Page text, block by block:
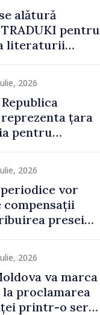
alătură
pentru
literaturii
2026
țara
pentru
2026
vor
compensații
presei
2026
va marca
la proclamarea
printr-o serie